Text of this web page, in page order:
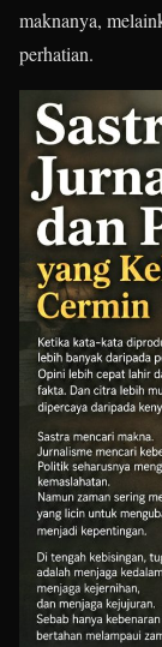
maknanya,
perhatian.